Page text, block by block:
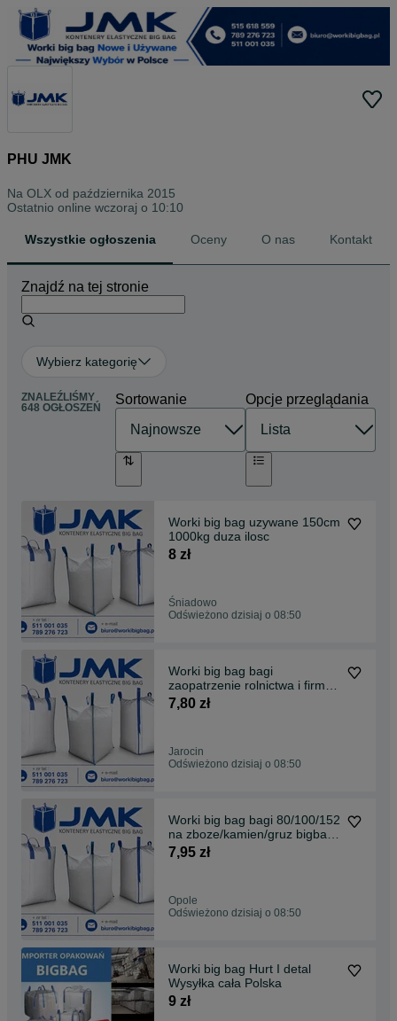
PHU JMK
Na OLX od października 2015
Ostatnio online wczoraj o 10:10
Wszystkie ogłoszenia Oceny O nas Kontakt
Znajdź na tej stronie
Wybierz kategorię
ZNALEŹLIŚMY
648 OGŁOSZEŃ
Sortowanie Opcje przeglądania
Worki big bag uzywane 150cm
1000kg duza ilosc
8 zł
Śniadowo
Odświeżono dzisiaj o 08:50
Worki big bag bagi
zaopatrzenie rolnictwa i firm
bigbag hurt i detal
7,80 zł
Jarocin
Odświeżono dzisiaj o 08:50
Worki big bag bagi 80/100/152
na zboze/kamien/gruz bigbag
duza ilosc
7,95 zł
Opole
Odświeżono dzisiaj o 08:50
Worki big bag Hurt I detal
Wysyłka cała Polska
9 zł